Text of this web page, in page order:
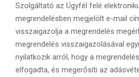
Szolgáltató az Ügyfél felé
megrendelésben megjelölt e-mail
visszaigazolja a megrendelés
megrendelés visszaigazolásával
nyilatkozik arról, hogy a
elfogadta, és megerősíti az